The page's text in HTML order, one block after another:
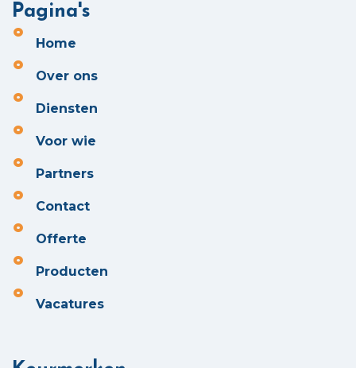
Pagina's
Home
Over ons
Diensten
Voor wie
Partners
Contact
Offerte
Producten
Vacatures